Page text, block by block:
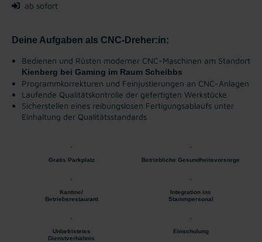
ab sofort
Deine Aufgaben als CNC-Dreher:in:
Bedienen und Rüsten moderner CNC-Maschinen am Standort
Kienberg bei Gaming im Raum Scheibbs
Programmkorrekturen und Feinjustierungen an CNC-Anlagen
Laufende Qualitätskontrolle der gefertigten Werkstücke
Sicherstellen eines reibungslosen Fertigungsablaufs unter
Einhaltung der Qualitätsstandards
Gratis Parkplatz Betriebliche Gesundheitsvorsorge
Kantine/
Betriebsrestaurant
Integration ins
Stammpersonal
Unbefristetes
Dienstverhältnis
Einschulung